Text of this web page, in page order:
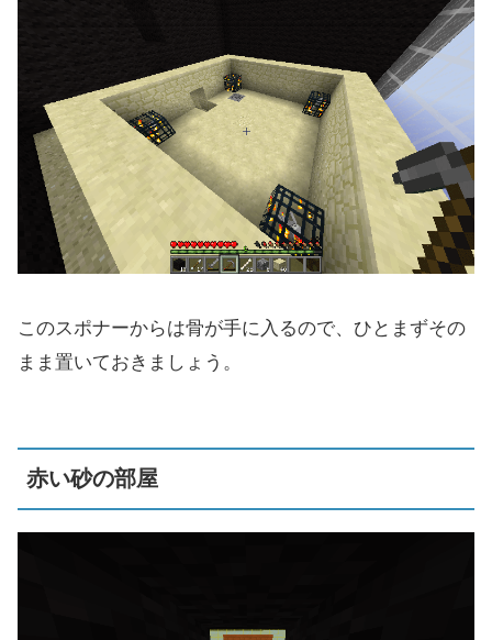
このスポナーからは骨が手に入るので、ひとまずその
まま置いておきましょう。
赤い砂の部屋